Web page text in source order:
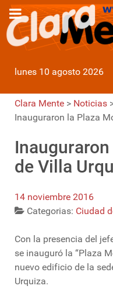
lunes 10 agosto 2026
Clara Mente > Noticias
Inauguraron la Plaza
de Villa
14 noviembre 2016
Categorias: Ciudad
Con la presencia del
se inauguró la “Plaza
nuevo edificio de la
Urquiza.